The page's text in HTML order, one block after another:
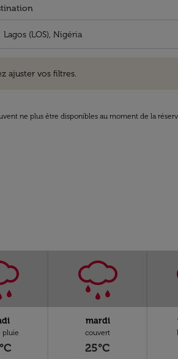
ajuster vos filtres.
ne plus être disponibles au moment de la
pluie
mardi
couvert
25°C